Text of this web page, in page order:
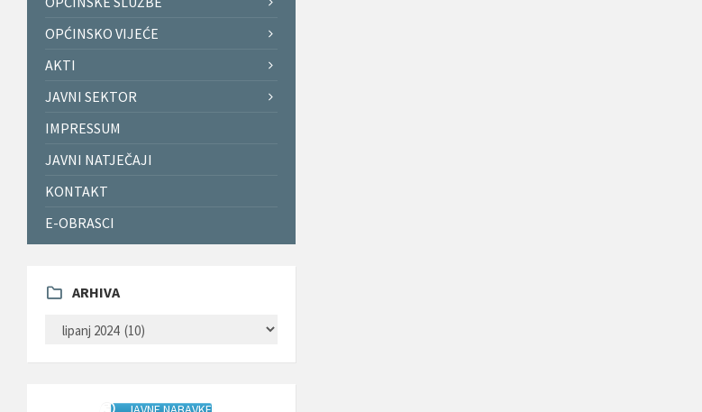
OPĆINSKO VIJEĆE
AKTI
JAVNI SEKTOR
IMPRESSUM
JAVNI NATJEČAJI
KONTAKT
E-OBRASCI
ARHIVA